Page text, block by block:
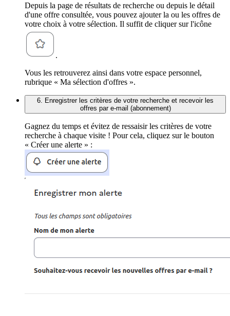
Depuis la page de résultats de recherche ou depuis le détail
d'une offre consultée, vous pouvez ajouter la ou les offres de
votre choix à votre sélection. Il suffit de cliquer sur l'icône
.
Vous les retrouverez ainsi dans votre espace personnel,
rubrique « Ma sélection d'offres ».
6. Enregistrer les critères de votre recherche et recevoir les
offres par e-mail (abonnement)
Gagnez du temps et évitez de ressaisir les critères de votre
recherche à chaque visite ! Pour cela, cliquez sur le bouton
« Créer une alerte » :